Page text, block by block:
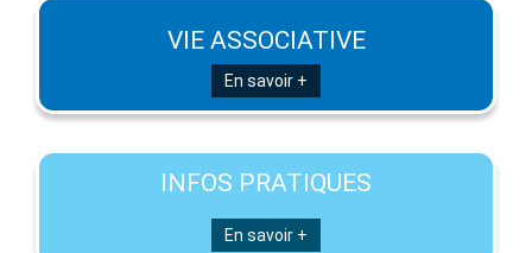
VIE ASSOCIATIVE
En savoir +
INFOS PRATIQUES
En savoir +